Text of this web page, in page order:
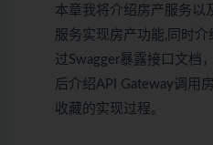
本章我将介绍房产服务以
服务实现房产功能,同时
过Swagger暴露接口文档
后介绍API Gateway调用
收藏的实现过程。